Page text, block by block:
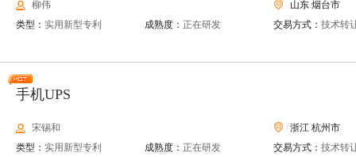
柳伟
山东 烟台市
类型： 实用新型专利 成熟度： 正在研发 交易方式： 技术转
手机UPS
宋锡和
浙江 杭州市
类型： 实用新型专利 成熟度： 正在研发 交易方式： 技术转